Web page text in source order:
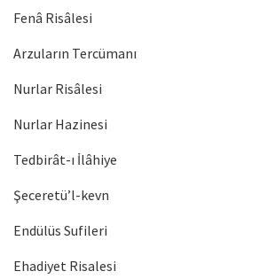
Fenâ Risâlesi
Arzuların Tercümanı
Nurlar Risâlesi
Nurlar Hazinesi
Tedbirât-ı İlâhiye
Şeceretü’l-kevn
Endülüs Sufileri
Ehadiyet Risalesi